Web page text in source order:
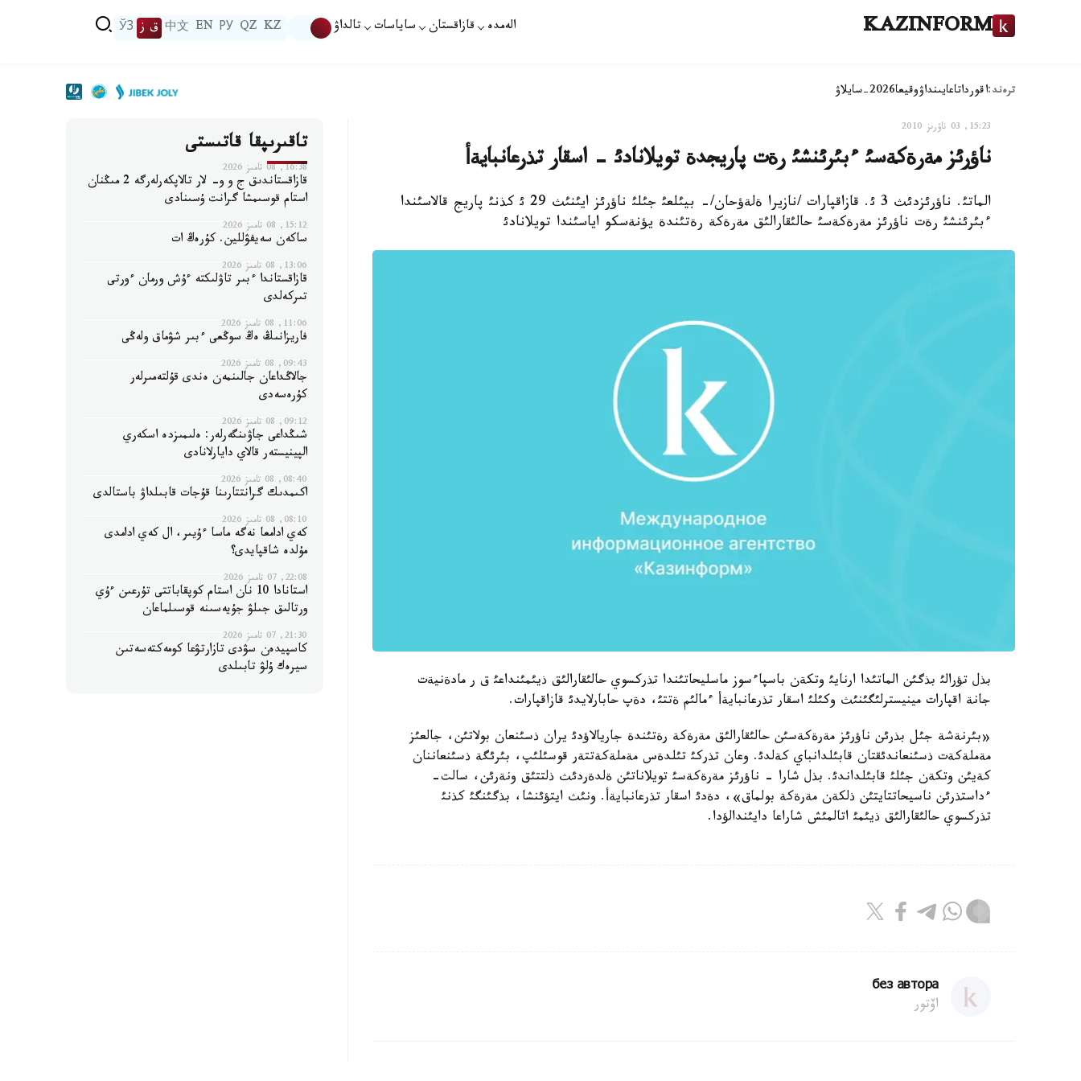
KAZINFORM الەمدە قازاقستان ساياسات تالداۋ KZ
QZ
РУ
EN
中文 ق ز ЎЗ
ترەند:اقورداتاعايىنداۋوقيعا2026-سايلاۋ
15:23, 03 ناۋرىز 2010
ناؤرئز مةرةكةسئ ءبئرئنشئ رةت پاريجدة تويلانادئ - اسقار تذرعانبايةأ
الماتئ. ناؤرئزدئث 3 ئ. قازاقپارات /نازيرا ةلةؤحان/- بيئلعئ جئلئ ناؤرئز ايئنئث 29 ئ كذنئ پاريج قالاسئندا
ءبئرئنشئ رةت ناؤرئز مةرةكةسئ حالئقارالئق مةرةكة رةتئندة يؤنةسكو اياسئندا تويلانادئ
بذل تؤرالئ بذگئن الماتئدا ارنايئ وتكةن باسپاءسوز ماسليحاتئندا تذركسوي حالئقارالئق ذيئمئنداعئ ق ر مادةنيةت
جانة اقپارات مينيسترلئگئنئث وكئلئ اسقار تذرعانبايةأ ءمالئم ةتتئ، دةپ حابارلايدئ قازاقپارات.
«بئرنةشة جئل بذرئن ناؤرئز مةرةكةسئن حالئقارالئق مةرةكة رةتئندة جاريالاؤدئ يران ذسئنعان بولاتئن، جالعئز
مةملةكةت ذسئنعاندئقتان قابئلدانباي كةلدئ. وعان تذركئ تئلدةس مةملةكةتتةر قوسئلئپ، بئرئگة ذسئنعاننان
كةيئن وتكةن جئلئ قابئلداندئ. بذل شارا - ناؤرئز مةرةكةسئ تويلاناتئن ةلدةردئث ذلتتئق ونةرئن، سالت-
ءداستذرئن ناسيحاتتايتئن ذلكةن مةرةكة بولماق»، دةدئ اسقار تذرعانبايةأ. ونئث ايتؤئنشا، بذگئنگئ كذنئ
تذركسوي حالئقارالئق ذيئمئ اتالمئش شاراعا دايئندالؤدا.
без автора
اۆتور
تاقىرىپقا قاتىستى
16:38, 08 تامىز 2026
قازاقستاندىق ج و و- لار تالاپكەرلەرگە 2 مىڭنان
استام قوسىمشا گرانت ۇسىنادى
15:12, 08 تامىز 2026
ساكەن سەيفۋللين. كۇرەڭ ات
13:06, 08 تامىز 2026
قازاقستاندا ءبىر تاۋلىكتە ءۇش ورمان ءورتى
تىركەلدى
11:06, 08 تامىز 2026
فاريزانىڭ ەڭ سوڭعى ءبىر شۋماق ولەڭى
09:43, 08 تامىز 2026
جالاڭداعان جالىنمەن ەندى قۇلتەمىرلەر
كۇرەسەدى
09:12, 08 تامىز 2026
شىڭداعى جاۋىنگەرلەر: ەلىمىزدە اسكەري
الپينيستەر قالاي دايارلانادى
08:40, 08 تامىز 2026
اكىمدىك گرانتتارىنا قۇجات قابىلداۋ باستالدى
08:10, 08 تامىز 2026
كەي ادامعا نەگە ماسا ءۇيىر، ال كەي ادامدى
مۇلدە شاقپايدى؟
22:08, 07 تامىز 2026
استانادا 10 نان استام كوپقاباتتى تۇرعىن ءۇي
ورتالىق جىلۋ جۇيەسىنە قوسىلماعان
21:30, 07 تامىز 2026
كاسپيدەن سۋدى تازارتۋعا كومەكتەسەتىن
سيرەك ۇلۋ تابىلدى